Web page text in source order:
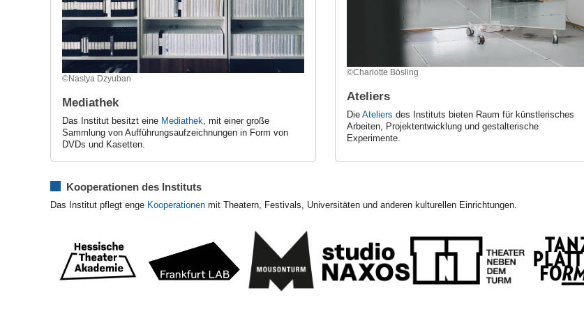
©Nastya Dzyuban
Mediathek
Das Institut besitzt eine Mediathek , mit einer große
Sammlung von Aufführungsaufzeichnungen in Form von
DVDs und Kasetten.
©Charlotte Bösling
Ateliers
Die Ateliers des Instituts bieten Raum für künstlerisches
Arbeiten, Projektentwicklung und gestalterische
Experimente.
Kooperationen des Instituts
Das Institut pflegt enge Kooperationen mit Theatern, Festivals, Universitäten und anderen kulturellen Einrichtungen.